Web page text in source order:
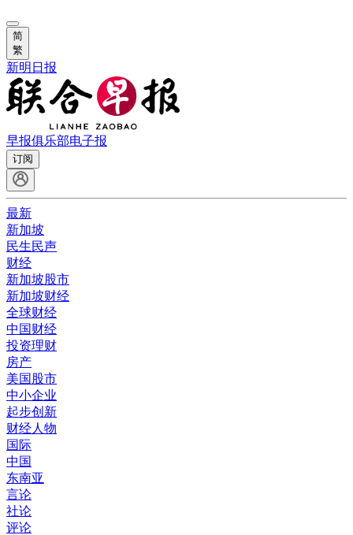
简
繁
新明日报
早报俱乐部电子报
订阅
最新
新加坡
民生民声
财经
新加坡股市
新加坡财经
全球财经
中国财经
投资理财
房产
美国股市
中小企业
起步创新
财经人物
国际
中国
东南亚
言论
社论
评论